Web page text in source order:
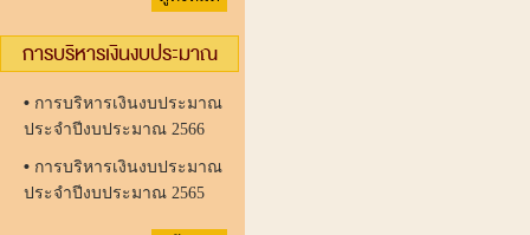
การบริหารเงินงบประมาณ
• การบริหารเงินงบประมาณ
ประจำปีงบประมาณ 2566
• การบริหารเงินงบประมาณ
ประจำปีงบประมาณ 2565